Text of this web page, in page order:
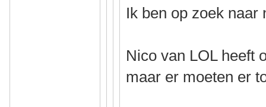
Ik ben op zoek
Nico van LOL heeft
maar er moeten er